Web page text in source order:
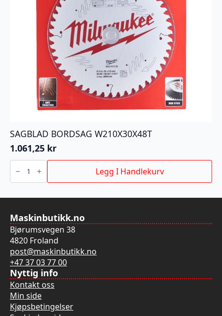
SAGBLAD BORDSAG W210X30X48T
1.061,25 kr
SAGBLAD
BORDSAG
W210X30X48T
antall
Legg I Handlekurv
Maskinbutikk.no
Bjørumsvegen 38
4820 Froland
post@maskinbutikk.no
+47 37 03 77 00
Nyttig info
Kontakt oss
Min side
Kjøpsbetingelser